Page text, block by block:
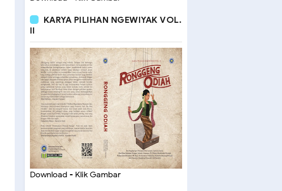
KARYA PILIHAN NGEWIYAK VOL.
II
Download - Klik Gambar